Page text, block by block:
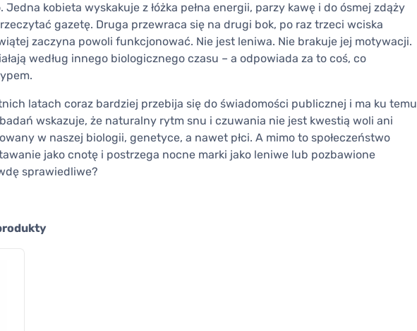
kobieta wyskakuje z łóżka pełna energii, parzy kawę i do ósmej zdąży
gazetę. Druga przewraca się na drugi bok, po raz trzeci wciska
zaczyna powoli funkcjonować. Nie jest leniwa. Nie brakuje jej motywacji.
według innego biologicznego czasu – a odpowiada za to coś, co
latach coraz bardziej przebija się do świadomości publicznej i ma ku temu
wskazuje, że naturalny rytm snu i czuwania nie jest kwestią woli ani
w naszej biologii, genetyce, a nawet płci. A mimo to społeczeństwo
jako cnotę i postrzega nocne marki jako leniwe lub pozbawione
sprawiedliwe?